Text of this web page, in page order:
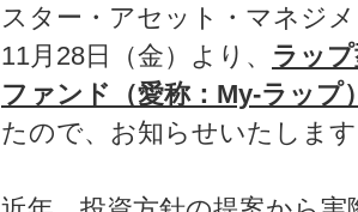
スター・アセット・マネジ
11月28日（金）より、 ラッ
ファンド（愛称：My-ラップ
たので、お知らせいたしま